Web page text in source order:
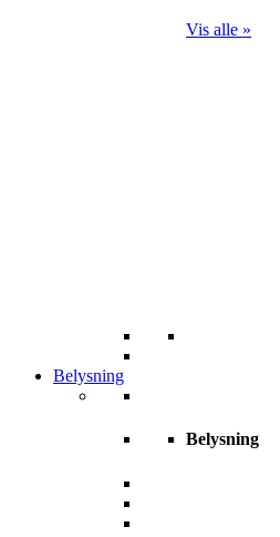
Vis alle »
Belysning
Belysning